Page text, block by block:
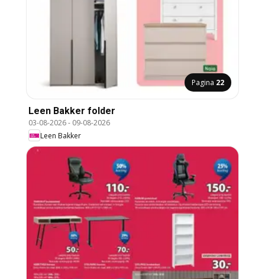
Pagina 22
Leen Bakker folder
03-08-2026- 09-08-2026
Leen Bakker